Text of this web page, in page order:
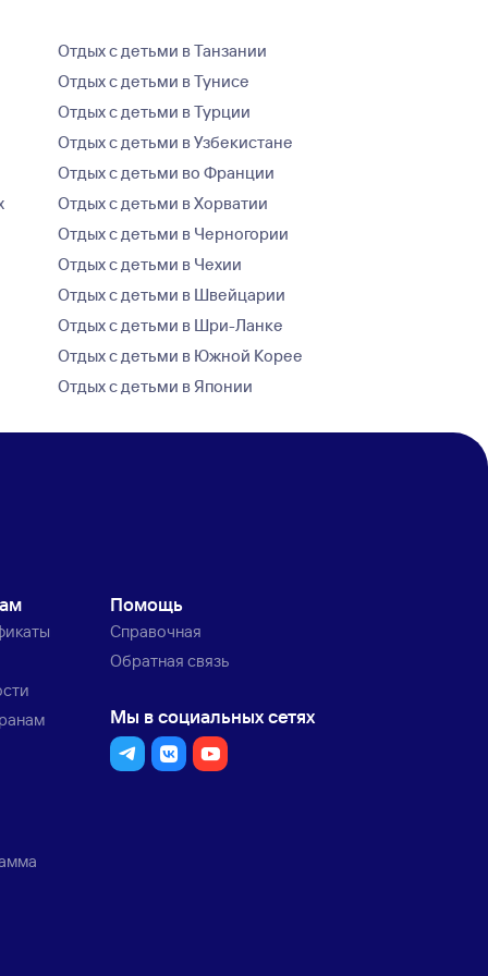
Отдых с детьми в Танзании
Отдых с детьми в Тунисе
Отдых с детьми в Турции
Отдых с детьми в Узбекистане
Отдых с детьми во Франции
Отдых с детьми в Хорватии
Отдых с детьми в Черногории
Отдых с детьми в Чехии
Отдых с детьми в Швейцарии
Отдых с детьми в Шри-Ланке
Отдых с детьми в Южной Корее
Отдых с детьми в Японии
Помощь
Справочная
Обратная связь
Мы в социальных сетях